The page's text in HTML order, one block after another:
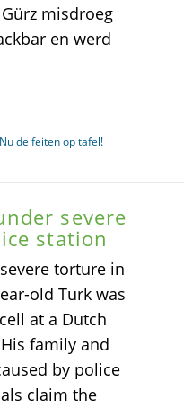
misdroeg
en werd
de feiten op tafel!
severe
station
torture in
old Turk was
at a Dutch
family and
by police
claim the